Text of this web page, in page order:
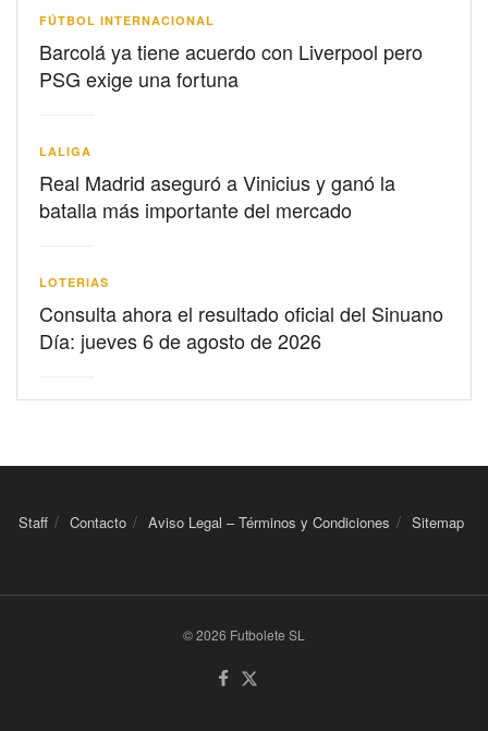
FÚTBOL INTERNACIONAL
Barcolá ya tiene acuerdo con Liverpool pero
PSG exige una fortuna
LALIGA
Real Madrid aseguró a Vinicius y ganó la
batalla más importante del mercado
LOTERIAS
Consulta ahora el resultado oficial del Sinuano
Día: jueves 6 de agosto de 2026
Staff Contacto Aviso Legal – Términos y Condiciones Sitemap
© 2026 Futbolete SL